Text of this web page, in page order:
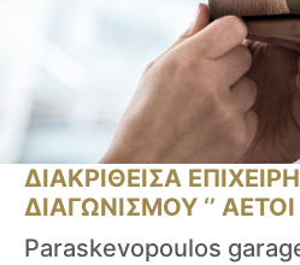
ΔΙΑΚΡΙΘΕΙΣΑ
ΔΙΑΓΩΝΙΣΜΟΥ ‘’ ΑΕΤΟΙ
Paraskevopoulos